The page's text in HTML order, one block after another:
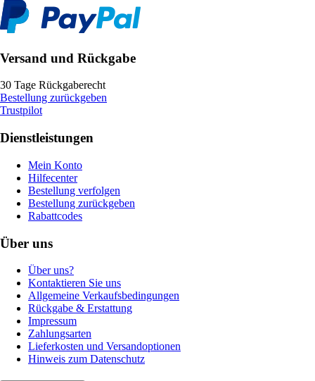
Versand und Rückgabe
30 Tage Rückgaberecht
Bestellung zurückgeben
Trustpilot
Dienstleistungen
Mein Konto
Hilfecenter
Bestellung verfolgen
Bestellung zurückgeben
Rabattcodes
Über uns
Über uns?
Kontaktieren Sie uns
Allgemeine Verkaufsbedingungen
Rückgabe & Erstattung
Impressum
Zahlungsarten
Lieferkosten und Versandoptionen
Hinweis zum Datenschutz